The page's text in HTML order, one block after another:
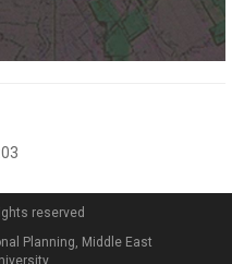
reserved
Planning, Middle East